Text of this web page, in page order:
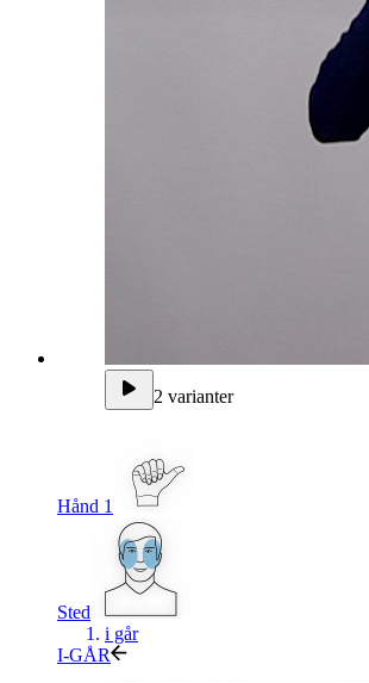
2 varianter
Hånd 1
Sted
i går
I-GÅR